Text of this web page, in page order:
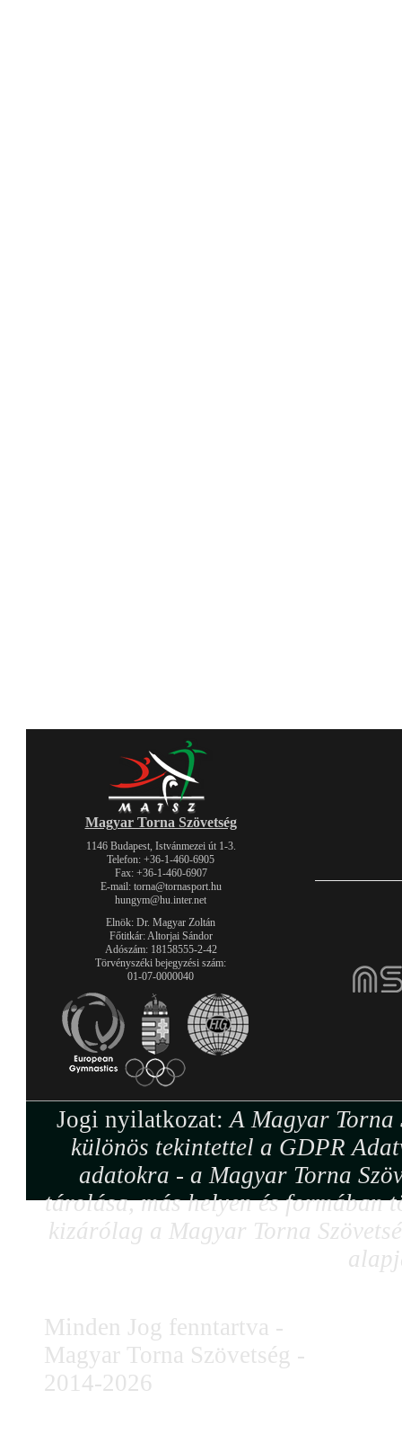
Magyar Torna Szövetség
1146 Budapest, Istvánmezei út 1-3.
Telefon: +36-1-460-6905
Fax: +36-1-460-6907
E-mail: torna@tornasport.hu
hungym@hu.inter.net
Elnök: Dr. Magyar Zoltán
Főtitkár: Altorjai Sándor
Adószám: 18158555-2-42
Törvényszéki bejegyzési szám:
01-07-0000040
Jogi nyilatkozat:A Magyar Torna
különös tekintettel a GDPR
adatokra - a Magyar Torna
tárolása, más helyen és formában
kizárólag a Magyar Torna
Minden Jog fenntartva -
Magyar Torna Szövetség -
2014-2026